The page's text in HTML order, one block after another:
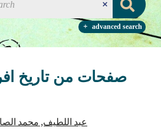
advanced search
صفحات من تاريخ
عبد اللطيف, محمد